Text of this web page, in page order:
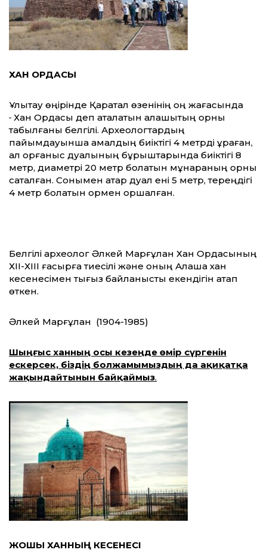
ХАН ОРДАСЫ
Ұлытау өңірінде Қаратал өзенінің оң жағасында
Хан Ордасы деп аталатын қалашықтың орны
табылғаны белгілі. Археологтардың
пайымдауынша қамалдың биіктігі 4 метрді құраған,
ал қорғаныс дуалының бұрыштарында биіктігі 8
метр, диаметрі 20 метр болатын мұнараның орны
сақталған. Сонымен қатар дуал ені 5 метр, тереңдігі
4 метр болатын ормен қоршалған.
Белгілі археолог Әлкей Марғұлан Хан Ордасының
ХІІ-ХІІІ ғасырға тиесілі және оның Алаша хан
кесенесімен тығыз байланысты екендігін атап
өткен.
Әлкей Марғұлан (1904-1985)
Шыңғыс ханның осы кезеңде өмір сүргенін
ескерсек, біздің болжамымыздың да ақиқатқа
жақындайтынын байқаймыз.
ЖОШЫ ХАННЫҢ КЕСЕНЕСІ